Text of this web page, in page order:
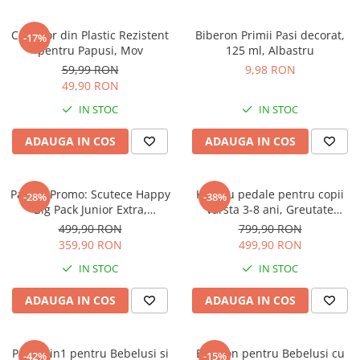
Jocuri de societate
Jucarii de plus
Masinute
Motociclete de jucarie
Papusi
Roboti de jucarie
Set joaca doctor
Set joaca gradinarit
Set joaca supermarket
Seturi de constructie
Utilaje constructie de jucarie
Hrana bebelusi
-17%
Carucior din Plastic Rezistent
pentru Papusi, Mov
59,99 RON
49,90 RON
IN STOC
ADAUGA IN COS
Biberon Primii Pasi decorat,
125 ml, Albastru
9,98 RON
IN STOC
ADAUGA IN COS
-28%
Pachet Promo: Scutece Happy
Big Pack Junior Extra,
Marimea NR. 6, 16+ kg, 4 X
54* 216 bucati
499,90 RON
359,90 RON
IN STOC
ADAUGA IN COS
-38%
Kart cu pedale pentru copii
varsta 3-8 ani, Greutate
Maxima Suportata este de 50
Kg
799,90 RON
499,90 RON
IN STOC
ADAUGA IN COS
-42%
Patut 2in1 pentru Bebelusi si
-15%
Biberon pentru Bebelusi cu